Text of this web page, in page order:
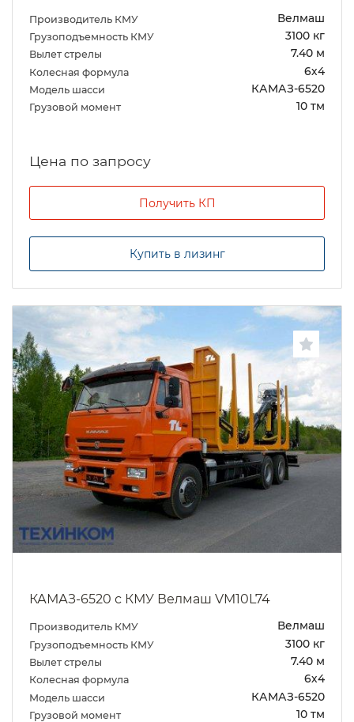
Производитель КМУ Велмаш
Грузоподъемность КМУ 3100 кг
Вылет стрелы 7.40 м
Колесная формула 6х4
Модель шасси КАМАЗ-6520
Грузовой момент 10 тм
Цена по запросу
Получить КП
Купить в лизинг
КАМАЗ-6520 с КМУ Велмаш VM10L74
Производитель КМУ Велмаш
Грузоподъемность КМУ 3100 кг
Вылет стрелы 7.40 м
Колесная формула 6х4
Модель шасси КАМАЗ-6520
Грузовой момент 10 тм